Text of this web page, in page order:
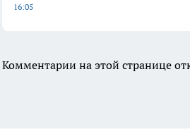
16:05
Комментарии на этой странице